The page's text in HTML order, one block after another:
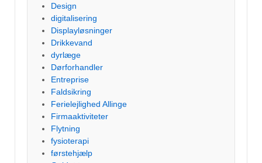
Design
digitalisering
Displayløsninger
Drikkevand
dyrlæge
Dørforhandler
Entreprise
Faldsikring
Ferielejlighed Allinge
Firmaaktiviteter
Flytning
fysioterapi
førstehjælp